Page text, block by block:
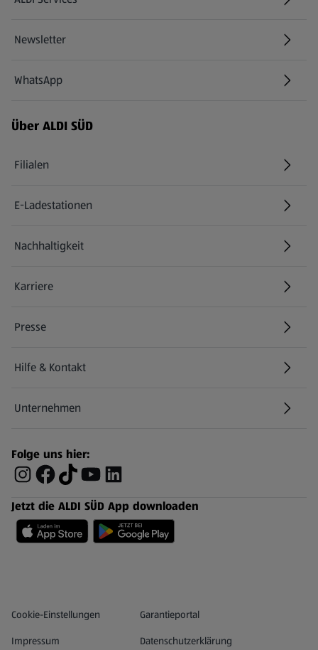
Newsletter
WhatsApp
Über ALDI SÜD
Filialen
E-Ladestationen
Nachhaltigkeit
Karriere
Presse
Hilfe & Kontakt
(öffnet in einem neuen Tab)
Unternehmen
Folge uns hier:
Jetzt die ALDI SÜD App downloaden
Datenschutz- und Richtlinienmenü
Cookie-Einstellungen Garantieportal
(öffnet in einem neuen Tab)
Impressum
Datenschutzerklärung